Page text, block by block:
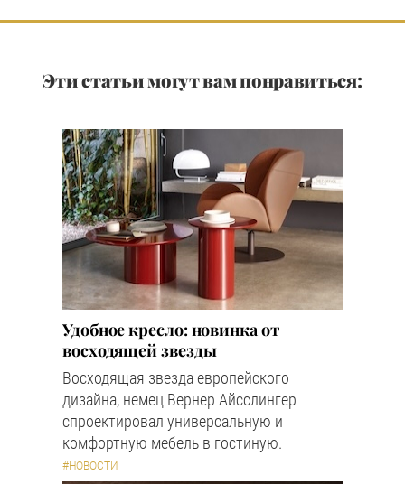
Эти статьи могут вам понравиться:
Удобное кресло: новинка от
восходящей звезды
Восходящая звезда европейского
дизайна, немец Вернер Айсслингер
спроектировал универсальную и
комфортную мебель в гостиную.
#НОВОСТИ